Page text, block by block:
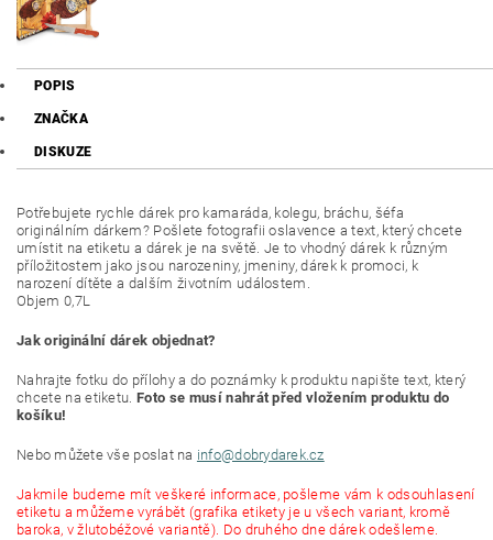
POPIS
ZNAČKA
DISKUZE
Potřebujete rychle dárek pro kamaráda, kolegu, bráchu, šéfa
originálním dárkem? Pošlete fotografii oslavence a text, který chcete
umístit na etiketu a dárek je na světě. Je to vhodný dárek k různým
příložitostem jako jsou narozeniny, jmeniny, dárek k promoci, k
narození dítěte a dalším životním událostem.
Objem 0,7L
Jak originální dárek objednat?
Nahrajte fotku do přílohy a do poznámky k produktu napište text, který
chcete na etiketu.Foto se musí nahrát před vložením produktu do
košíku!
Nebo můžete vše poslat na info@dobrydarek.cz
Jakmile budeme mít veškeré informace, pošleme vám k odsouhlasení
etiketu a můžeme vyrábět (grafika etikety je u všech variant, kromě
baroka, v žlutobéžové variantě). Do druhého dne dárek odešleme.